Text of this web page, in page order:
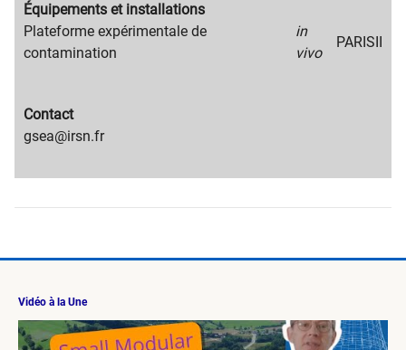
Migration
content
title
Équipements et installations
Migration
content
Plateforme expérimentale de
contamination
in
vivo
PARISII
Migration
content
Contact
Migration
text
gsea@irsn.fr
Vidéo à la Une